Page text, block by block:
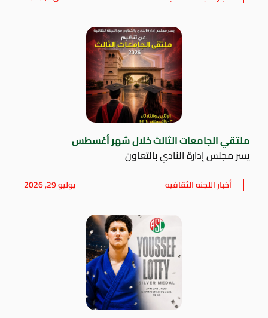
ملتقي الجامعات الثالث خلال شهر أغسطس
يسر مجلس إدارة النادي بالتعاون
أخبار اللجنه الثقافيه يوليو 29, 2026